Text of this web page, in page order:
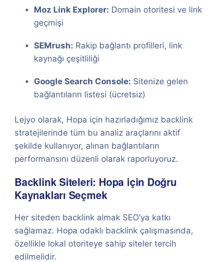
Moz Link Explorer: Domain otoritesi ve link
geçmişi
SEMrush: Rakip bağlantı profilleri, link
kaynağı çeşitliliği
Google Search Console: Sitenize gelen
bağlantıların listesi (ücretsiz)
Lejyo olarak, Hopa için hazırladığımız backlink
stratejilerinde tüm bu analiz araçlarını aktif
şekilde kullanıyor, alınan bağlantıların
performansını düzenli olarak raporluyoruz.
Backlink Siteleri: Hopa için Doğru
Kaynakları Seçmek
Her siteden backlink almak SEO’ya katkı
sağlamaz. Hopa odaklı backlink çalışmasında,
özellikle lokal otoriteye sahip siteler tercih
edilmelidir.